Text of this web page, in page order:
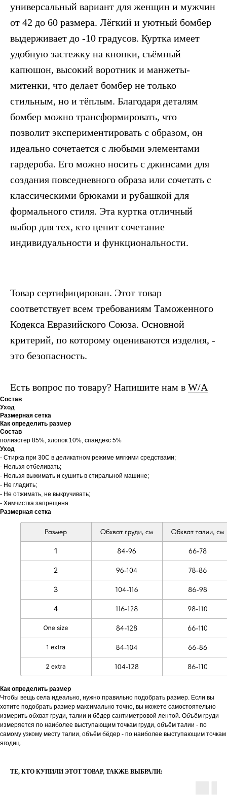
универсальный вариант для женщин и мужчин
от 42 до 60 размера. Лёгкий и уютный бомбер
выдерживает до -10 градусов. Куртка имеет
удобную застежку на кнопки, съёмный
капюшон, высокий воротник и манжеты-
митенки, что делает бомбер не только
стильным, но и тёплым. Благодаря деталям
бомбер можно трансформировать, что
позволит экспериментировать с образом, он
идеально сочетается с любыми элементами
гардероба. Его можно носить с джинсами для
создания повседневного образа или сочетать с
классическими брюками и рубашкой для
формального стиля. Эта куртка отличный
выбор для тех, кто ценит сочетание
индивидуальности и функциональности.
Товар сертифицирован. Этот товар
соответствует всем требованиям Таможенного
Кодекса Евразийского Союза. Основной
критерий, по которому оцениваются изделия, -
это безопасность.
Есть вопрос по товару? Напишите нам в W/A
Состав
Уход
Размерная сетка
Как определить размер
Состав
полиэстер 85%, хлопок 10%, спандекс 5%
Уход
- Стирка при 30С в деликатном режиме мягкими средствами;
- Нельзя отбеливать;
- Нельзя выжимать и сушить в стиральной машине;
- Не гладить;
- Не отжимать, не выкручивать;
- Химчистка запрещена.
Размерная сетка
Как определить размер
Чтобы вещь села идеально, нужно правильно подобрать размер. Если вы
хотите подобрать размер максимально точно, вы можете самостоятельно
измерить обхват груди, талии и бёдер сантиметровой лентой. Объём груди
измеряется по наиболее выступающим точкам груди, oбъём талии - по
самому узкому месту талии, oбъём бёдер - по наиболее выступающим точкам
ягодиц.
ТЕ, КТО КУПИЛИ ЭТОТ ТОВАР, ТАКЖЕ ВЫБРАЛИ: